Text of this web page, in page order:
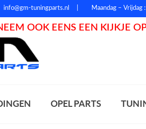
info@gm-tuningparts.nl Maandag –
OOK EENS EEN KIJKJE
OPEL PARTS